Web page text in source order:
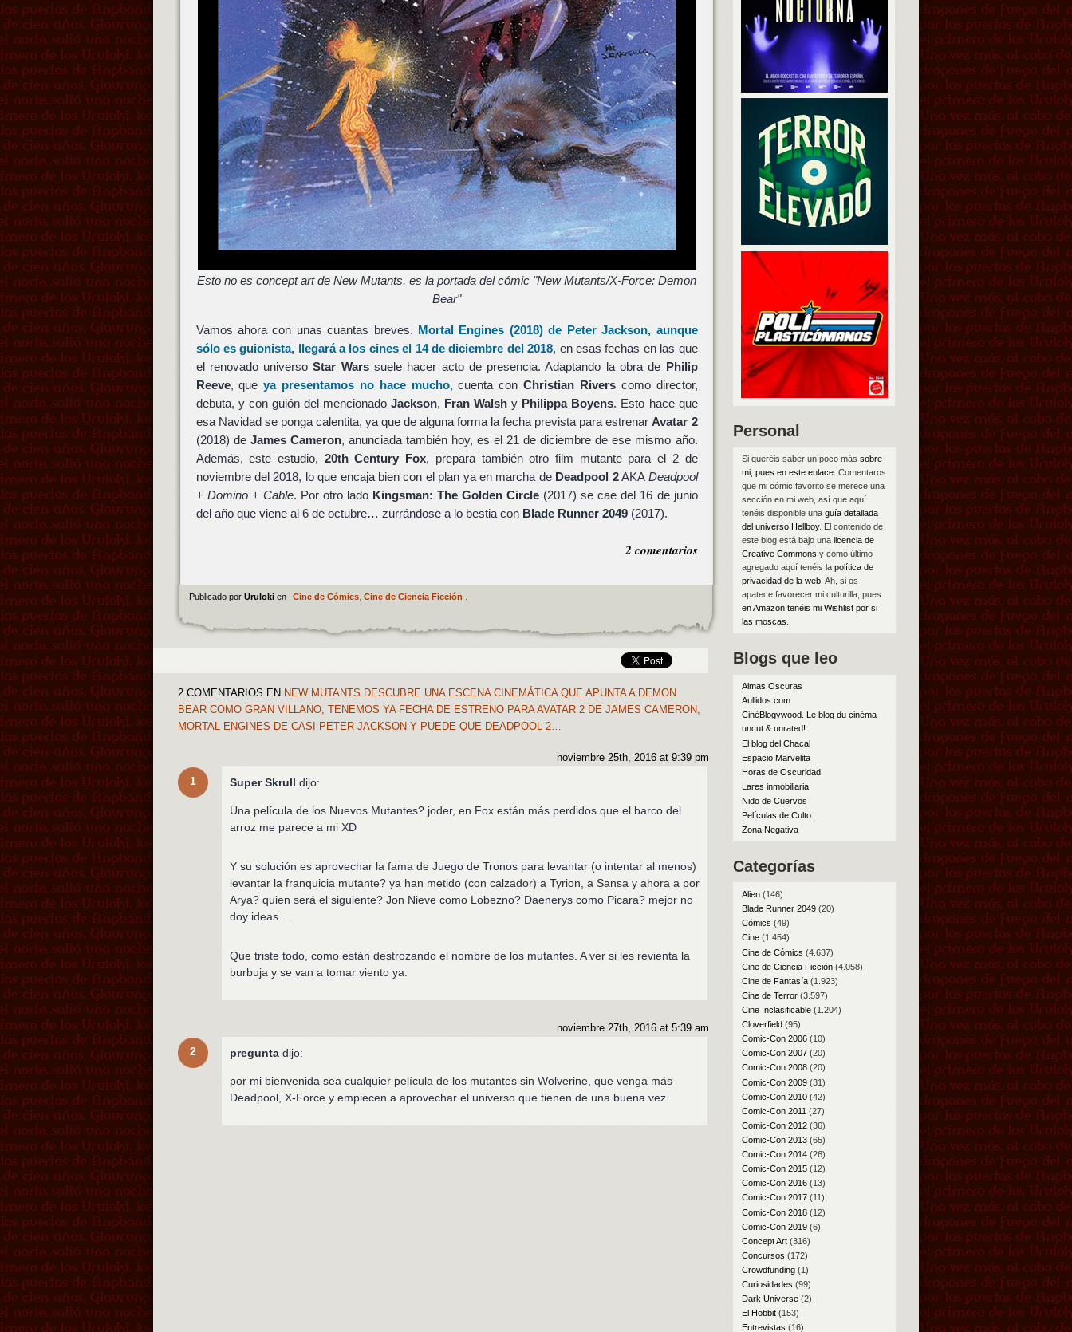
Esto no es concept art de New Mutants, es la portada del cómic "New Mutants/X-Force: Demon
Bear"
Vamos ahora con unas cuantas breves. Mortal Engines (2018) de Peter Jackson, aunque
sólo es guionista, llegará a los cines el 14 de diciembre del 2018, en esas fechas en las que
el renovado universoStar Warssuele hacer acto de presencia. Adaptando la obra de Philip
Reeve, queya presentamos no hace mucho, cuenta conChristian Riverscomo director,
debuta, y con guión del mencionado Jackson, Fran Walsh y Philippa Boyens. Esto hace que
esa Navidad se ponga calentita, ya que de alguna forma la fecha prevista para estrenarAvatar 2
(2018) de James Cameron, anunciada también hoy, es el 21 de diciembre de ese mismo año.
Además, este estudio, 20th Century Fox, prepara también otro film mutante para el 2 de
noviembre del 2018, lo que encaja bien con el plan ya en marcha de Deadpool 2AKA Deadpool
+ Domino+ Cable. Por otro lado Kingsman: The Golden Circle (2017) se cae del 16 de junio
del año que viene al 6 de octubre… zurrándose a lo bestia con Blade Runner 2049(2017).
2 comentarios
Publicado por Uruloki en Cine de Cómics, Cine de Ciencia Ficción
2 COMENTARIOS EN NEW MUTANTS DESCUBRE UNA ESCENA CINEMÁTICA QUE APUNTA A DEMON
BEAR COMO GRAN VILLANO, TENEMOS YA FECHA DE ESTRENO PARA AVATAR 2 DE JAMES CAMERON,
MORTAL ENGINES DE CASI PETER JACKSON Y PUEDE QUE DEADPOOL 2…
1
noviembre 25th, 2016 at 9:39 pm
Super Skrull dijo:
Una película de los Nuevos Mutantes? joder, en Fox están más perdidos que el barco del
arroz me parece a mi XD
Y su solución es aprovechar la fama de Juego de Tronos para levantar (o intentar al menos)
levantar la franquicia mutante? ya han metido (con calzador) a Tyrion, a Sansa y ahora a por
Arya? quien será el siguiente? Jon Nieve como Lobezno? Daenerys como Picara? mejor no
doy ideas….
Que triste todo, como están destrozando el nombre de los mutantes. A ver si les revienta la
burbuja y se van a tomar viento ya.
2
noviembre 27th, 2016 at 5:39 am
pregunta dijo:
por mi bienvenida sea cualquier película de los mutantes sin Wolverine, que venga más
Deadpool, X-Force y empiecen a aprovechar el universo que tienen de una buena vez
Personal
Si queréis saber un poco más sobre
mi, pues en este enlace. Comentaros
que mi cómic favorito se merece una
sección en mi web, así que aquí
tenéis disponible una guía detallada
del universo Hellboy. El contenido de
este blog está bajo una licencia de
Creative Commons y como último
agregado aquí tenéis la política de
privacidad de la web. Ah, si os
apatece favorecer mi culturilla, pues
en Amazon tenéis mi Wishlist por si
las moscas
Blogs que leo
Almas Oscuras
Aullidos.com
CinéBlogywood. Le blog du cinéma
uncut & unrated!
El blog del Chacal
Espacio Marvelita
Horas de Oscuridad
Lares inmobiliaria
Nido de Cuervos
Películas de Culto
Zona Negativa
Categorías
Alien(146)
Blade Runner 2049(20)
Cómics (49)
Cine(1.454)
Cine de Cómics (4.637)
Cine de Ciencia Ficción(4.058)
Cine de Fantasía(1.923)
Cine de Terror(3.597)
Cine Inclasificable(1.204)
Cloverfield(95)
Comic-Con 2006(10)
Comic-Con 2007(20)
Comic-Con 2008(20)
Comic-Con 2009(31)
Comic-Con 2010(42)
Comic-Con 2011 (27)
Comic-Con 2012(36)
Comic-Con 2013(65)
Comic-Con 2014(26)
Comic-Con 2015(12)
Comic-Con 2016(13)
Comic-Con 2017(11)
Comic-Con 2018(12)
Comic-Con 2019(6)
Concept Art(316)
Concursos (172)
Crowdfunding(1)
Curiosidades (99)
Dark Universe(2)
El Hobbit(153)
Entrevistas (16)